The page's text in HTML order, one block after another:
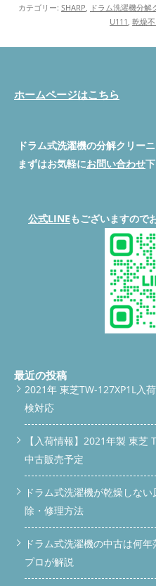
カテゴリー: SHARP, ドラム洗濯機分解
U111, 乾燥不
ホームページはこちら
ドラム式洗濯機の分解クリー
まずはお気軽にお問い合わせ
公式LINEもございますので
最近の投稿
2021年 東芝TW-127XP1L入
検対応
【入荷情報】2021年製 東芝
中古販売予定
ドラム式洗濯機が乾燥しな
除・修理方法
ドラム式洗濯機の中古は何
プロが解説